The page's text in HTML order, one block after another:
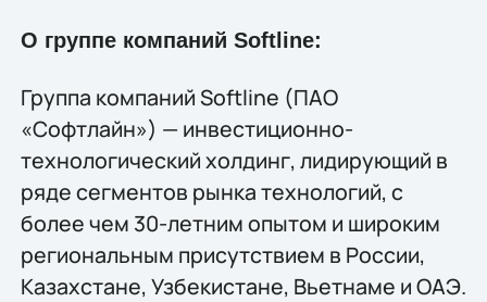
О группе компаний Softline:
Группа компаний Softline (ПАО
«Софтлайн») — инвестиционно-
технологический холдинг, лидирующий в
ряде сегментов рынка технологий, c
более чем 30-летним опытом и широким
региональным присутствием в России,
Казахстане, Узбекистане, Вьетнаме и ОАЭ.